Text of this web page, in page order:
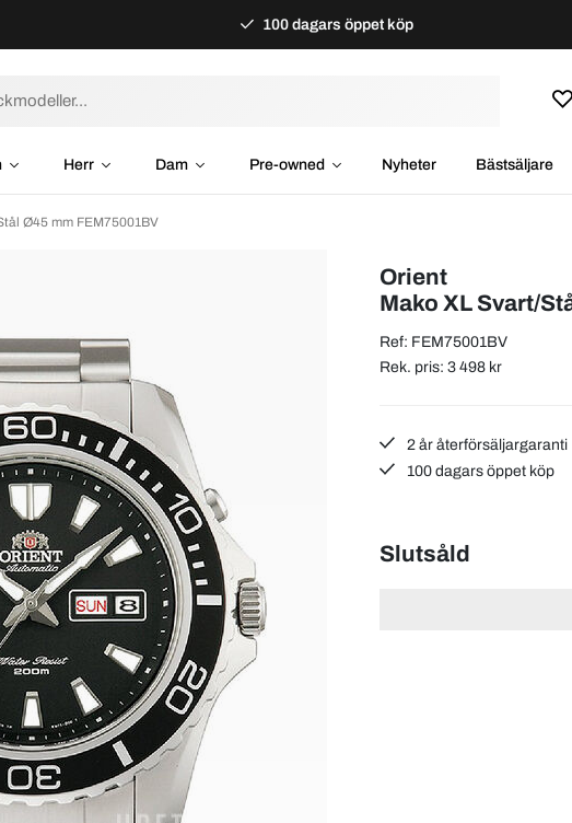
100 dagars öppet köp
Herr Dam Pre-owned Nyheter Bästsäljare
Ø45 mm FEM75001BV
Orient
Mako XL Svart/
Ref: FEM75001BV
Rek. pris: 3 498 kr
2 år återförsäljargaranti
100 dagars öppet köp
Slutsåld